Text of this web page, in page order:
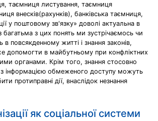
таємниця листування, таємниця
внесків(рахунків), банківська таємниця,
у поштовому зв'язку» доволі актуальна в
з цих понять ми зустрічаємось чи
повсякденному житті і знання законів,
допомогти в майбутньому при конфліктних
органами. Крім того, знання стосовно
з інформацією обмеженого доступу можуть
протиправні дії, внаслідок незнання
як соціальної системи